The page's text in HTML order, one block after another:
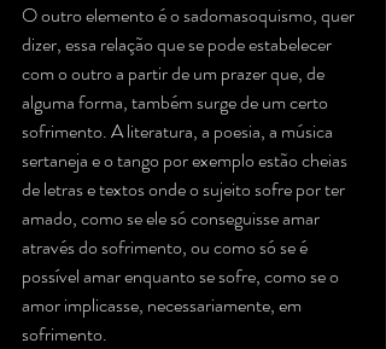
O outro elemento é o sadomasoquismo, quer
dizer, essa relação que se pode estabelecer
com o outro a partir de um prazer que, de
alguma forma, também surge de um certo
sofrimento. A literatura, a poesia, a música
sertaneja e o tango por exemplo estão cheias
de letras e textos onde o sujeito sofre por ter
amado, como se ele só conseguisse amar
através do sofrimento, ou como só se é
possível amar enquanto se sofre, como se o
amor implicasse, necessariamente, em
sofrimento.